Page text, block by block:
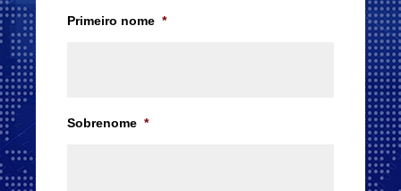
Primeiro nome *
Sobrenome *